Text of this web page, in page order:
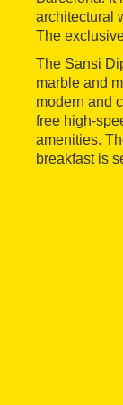
architectural
The
The Sansi
marble and
modern and
free high-
amenities.
breakfast is